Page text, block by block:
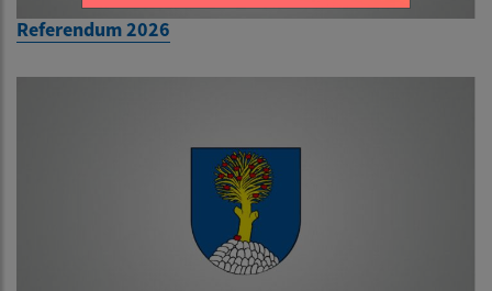
Referendum 2026